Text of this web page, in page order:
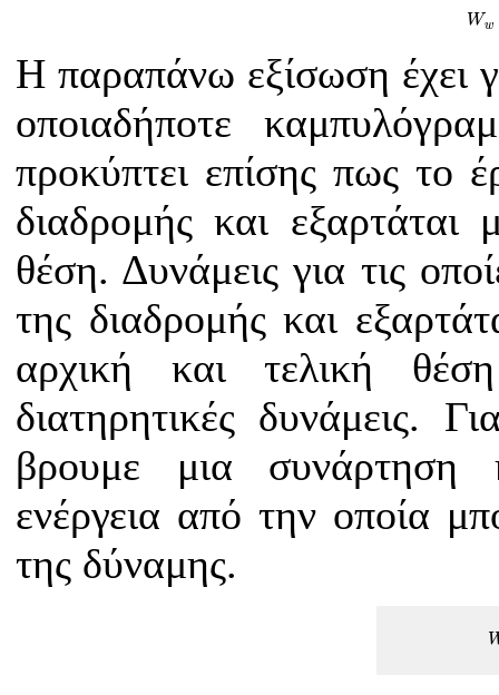
Ww
W
Η παραπάνω εξίσωση έχει
οποιαδήποτε
προκύπτει επίσης πως το
διαδρομής και
θέση. Δυνάμεις για τις
της διαδρομής και
αρχική και τελική
διατηρητικές δυνάμεις.
βρουμε μια συνάρτηση
ενέργεια από την οποία
της δύναμης.